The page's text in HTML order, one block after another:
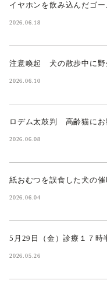
イヤホンを飲み込んだゴ
2026.06.18
注意喚起 犬の散歩中に野
2026.06.10
ロデム太鼓判 高齢猫に
2026.06.08
紙おむつを誤食した犬の
2026.06.04
5月29日（金）診療１７時
2026.05.26